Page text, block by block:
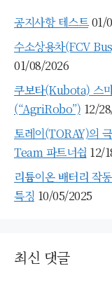
공지사항 테스트 01/
수소상용차(FCV
01/08/2026
쿠보타(Kubota) 스
(“AgriRobo”) 12/
토레이(TORAY)의
Team 파트너쉽 12/
리튬이온 배터리 작
특징 10/05/2025
최신 댓글